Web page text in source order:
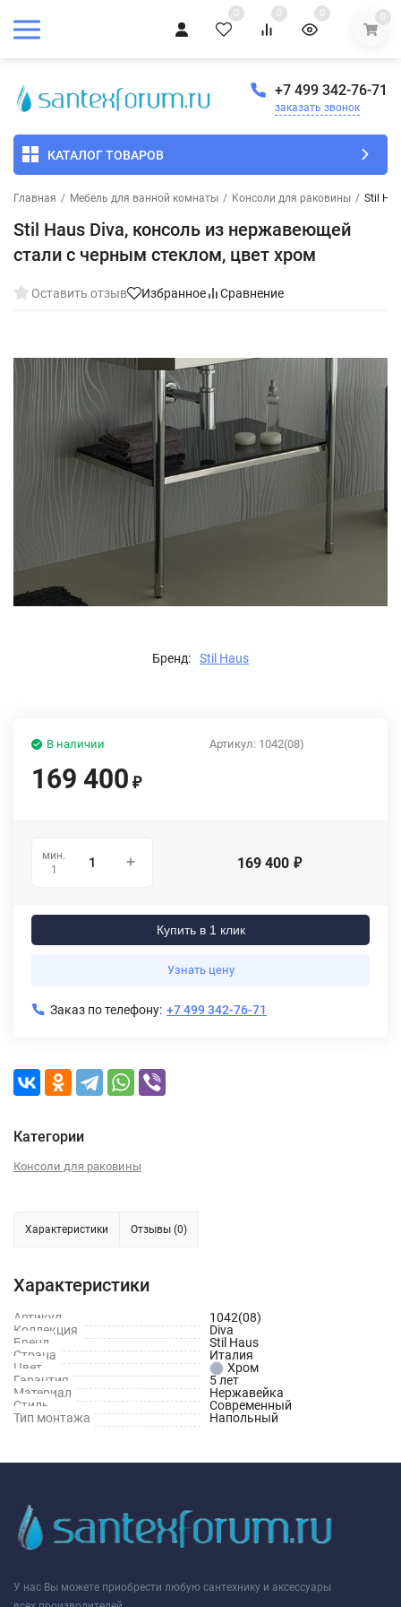
0 0 0 0
+7 499 342-76-71
заказать звонок
КАТАЛОГ ТОВАРОВ
Главная / Мебель для ванной комнаты / Консоли для раковины / Stil
Stil Haus Diva, консоль из нержавеющей
стали с черным стеклом, цвет хром
Оставить отзыв Избранное Сравнение
Бренд: Stil Haus
Артикул: 1042(08)
В наличии
169 400 ₽
мин.
1
169 400 ₽
Купить в 1 клик
Узнать цену
Заказ по телефону: +7 499 342-76-71
Категории
Консоли для раковины
Характеристики Отзывы (0)
Характеристики
Артикул
1042(08)
Коллекция
Diva
Бренд
Stil Haus
Страна
Италия
Цвет
Хром
Гарантия
5 лет
Материал
Нержавейка
Стиль
Современный
Тип монтажа
Напольный
У нас Вы можете приобрести любую сантехнику и аксессуары